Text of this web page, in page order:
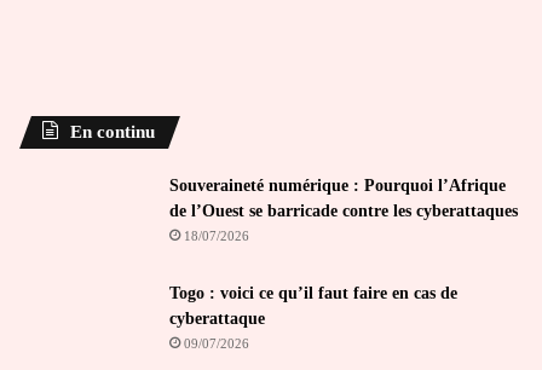
En continu
Souveraineté numérique : Pourquoi l’Afrique
de l’Ouest se barricade contre les cyberattaques
18/07/2026
Togo : voici ce qu’il faut faire en cas de
cyberattaque
09/07/2026